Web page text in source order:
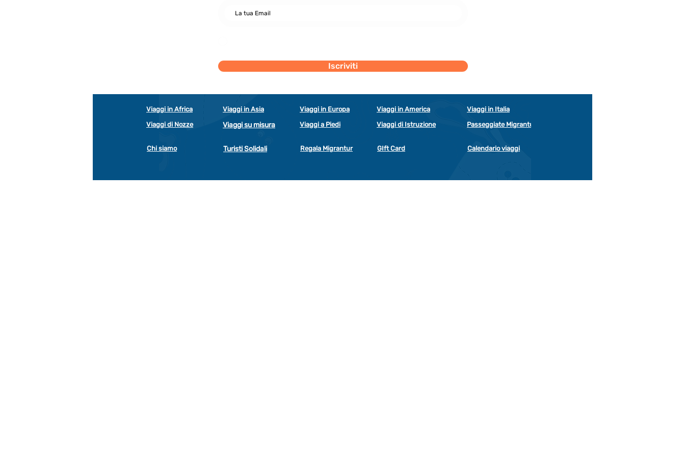
Iscriviti
Viaggi in Africa Viaggi in Asia Viaggi in Europa Viaggi in America
Viaggi in Italia
Viaggi di Nozze
Viaggi su misura Viaggi a Piedi Viaggi di Istruzione Passeggiate Migrantur
Chi siamo Turisti Solidali Regala Migrantur GIft Card Calendario viaggi